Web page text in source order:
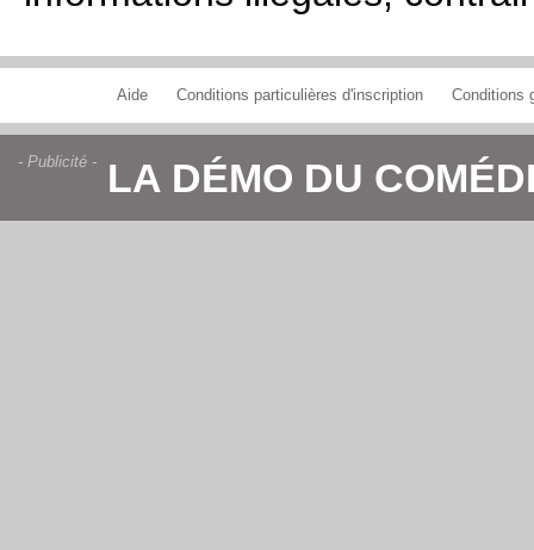
Aide Conditions particulières d'inscription Conditions
LA DÉMO DU
- Publicité -